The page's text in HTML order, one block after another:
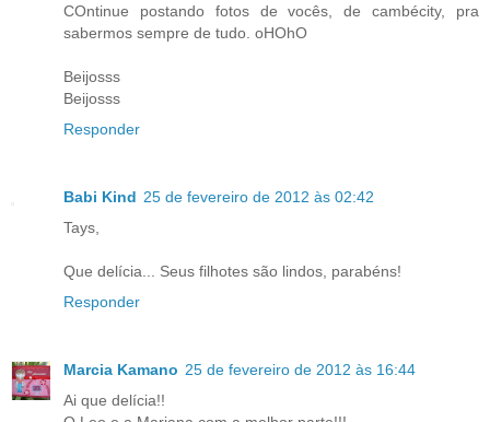
COntinue postando fotos de vocês, de cambécity, pra
sabermos sempre de tudo. oHOhO
Beijosss
Beijosss
Responder
Babi Kind 25 de fevereiro de 2012 às 02:42
Tays,
Que delícia... Seus filhotes são lindos, parabéns!
Responder
Marcia Kamano 25 de fevereiro de 2012 às 16:44
Ai que delícia!!